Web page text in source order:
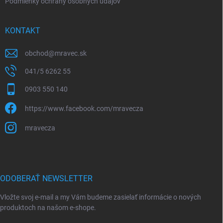
KONTAKT
obchod@mravec.sk
041/5 6262 55
0903 550 140
https://www.facebook.com/mravecza
mravecza
ODOBERAŤ NEWSLETTER
Vložte svoj e-mail a my Vám budeme zasielať informácie o nových
produktoch na našom e-shope.